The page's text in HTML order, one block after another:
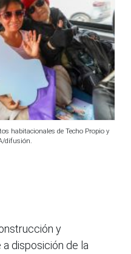
habitacionales de Techo Propio y
difusión.
y
disposición de la